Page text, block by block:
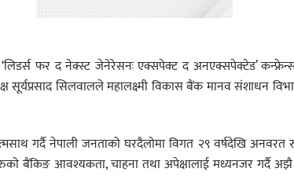
फर द नेक्स्ट जेनेरेसनः एक्सपेक्ट द अनएक्सपेक्टेड’
सूर्यप्रसाद सिलवालले महालक्ष्मी विकास बैंक मानव संशाधन
गर्दै नेपाली जनताको घरदैलोमा विगत २९ वर्षदेखि
बैंकिङ आवश्यकता, चाहना तथा अपेक्षालाई मध्यनजर गर्दै अझै